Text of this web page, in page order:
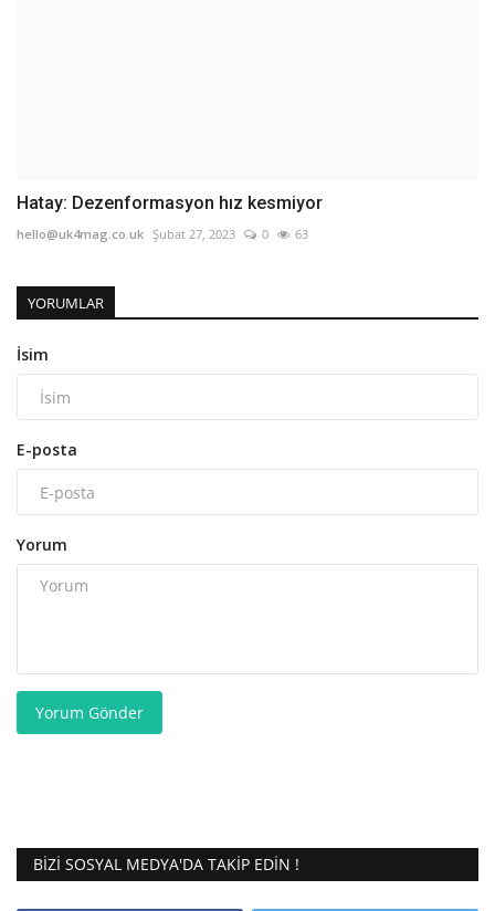
Hatay: Dezenformasyon hız kesmiyor
hello@uk4mag.co.uk Şubat 27, 2023 0 63
YORUMLAR
İsim
E-posta
Yorum
Yorum Gönder
BIZI SOSYAL MEDYA'DA TAKIP EDIN !